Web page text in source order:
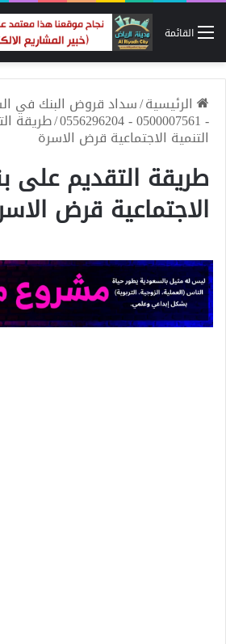
القائمة
الرئيسية/
- 0500007561 - 0556296204
/طريقة
التنمية الاجتماعية قرض الاسرة
طريقة التقديم على
الاجتماعية قرض